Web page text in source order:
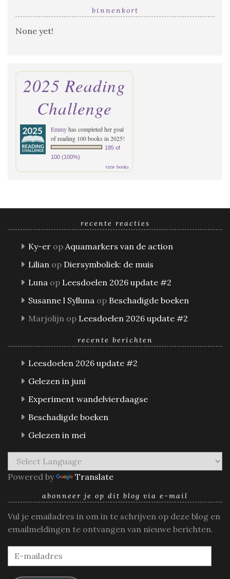
binnenkort
None yet!
2025 Reading
Challenge
Emmyhas completed her goal
of reading 100 books in 2025!
185 of
100 (100%)
view books
recente reacties
Ky-er op Aquamarkers van de action
Lilian op Diersymboliek: de muis
Luna op Leesdoelen 2026 update #2
Susanne l Sylluna op Beschadigde boeken
Marjolijn op Leesdoelen 2026 update #2
recente berichten
Leesdoelen 2026 update #2
Gelezen in juni
Experiment wandelvierdaagse
Beschadigde boeken
Gelezen in mei
Powered by Translate
abonneer je op dit blog via e-mail
Vul je emailadres in om in te schrijven op deze blog en
emailmeldingen te ontvangen van nieuwe berichten.
E-
mailadres